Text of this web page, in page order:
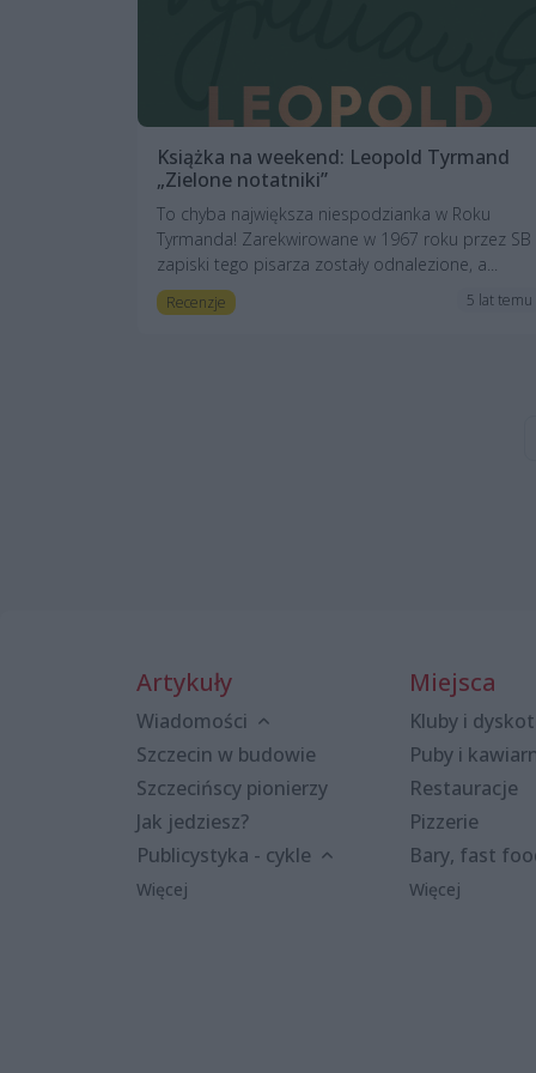
Książka na weekend: Leopold Tyrmand
„Zielone notatniki”
To chyba największa niespodzianka w Roku
Tyrmanda! Zarekwirowane w 1967 roku przez SB
zapiski tego pisarza zostały odnalezione, a...
Recenzje 5 lat temu
Artykuły
Wiadomości
Szczecin w budowie
Szczecińscy pionierzy
Jak jedziesz?
Publicystyka - cykle
Więcej
Miejsca
Kluby i
Puby i
Restauracje
Pizzerie
Bary, fast
Więcej